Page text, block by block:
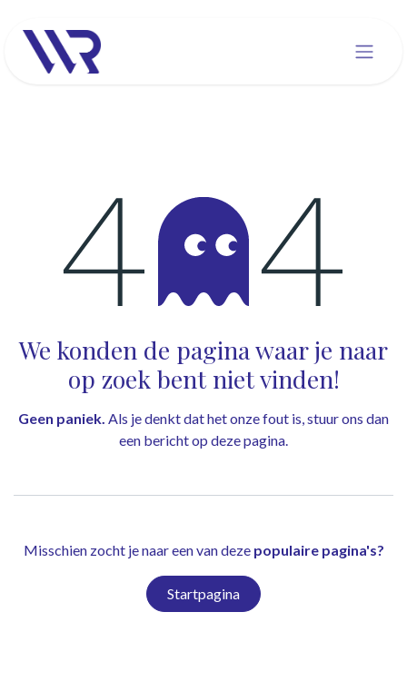
Fout 404
We konden de pagina waar je naar
op zoek bent niet vinden!
Geen paniek. Als je denkt dat het onze fout is, stuur ons dan
een bericht op deze pagina.
Misschien zocht je naar een van deze populaire pagina's?
Startpagina